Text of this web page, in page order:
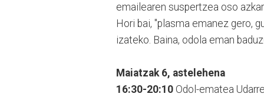
emailearen suspertzea oso
Hori bai, "plasma emanez gero,
izateko. Baina, odola eman
Maiatzak 6, astelehena
16:30-20:10 Odol-ematea